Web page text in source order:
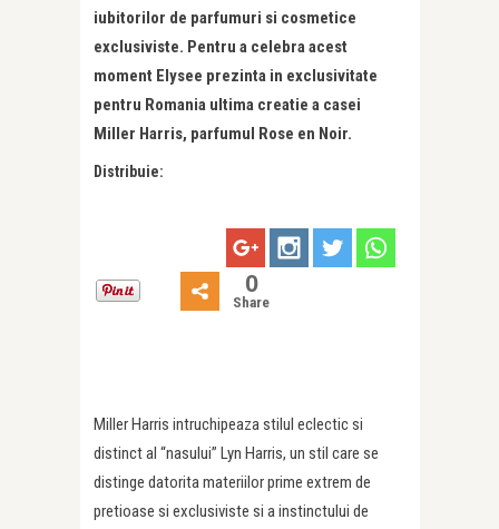
iubitorilor de parfumuri si cosmetice
exclusiviste. Pentru a celebra acest
moment Elysee prezinta in exclusivitate
pentru Romania ultima creatie a casei
Miller Harris, parfumul Rose en Noir.
Distribuie:
0
Share
Miller Harris intruchipeaza stilul eclectic si
distinct al “nasului” Lyn Harris, un stil care se
distinge datorita materiilor prime extrem de
pretioase si exclusiviste si a instinctului de